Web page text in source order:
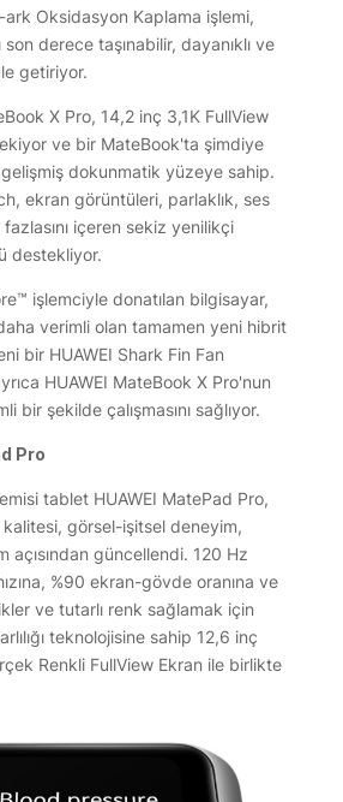
ark Oksidasyon Kaplama işlemi,
derece taşınabilir, dayanıklı ve
getiriyor.
X Pro, 14,2 inç 3,1K FullView
ve bir MateBook'ta şimdiye
dokunmatik yüzeye sahip.
ekran görüntüleri, parlaklık, ses
içeren sekiz yenilikçi
destekliyor.
işlemciyle donatılan bilgisayar,
verimli olan tamamen yeni hibrit
bir HUAWEI Shark Fin Fan
HUAWEI MateBook X Pro'nun
bir şekilde çalışmasını sağlıyor.
Pro
tablet HUAWEI MatePad Pro,
kalitesi, görsel-işitsel deneyim,
açısından güncellendi. 120 Hz
%90 ekran-gövde oranına ve
ve tutarlı renk sağlamak için
teknolojisine sahip 12,6 inç
Renkli FullView Ekran ile birlikte